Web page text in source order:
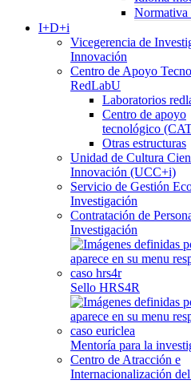
Normativa
I+D+i
Vicegerencia de
Innovación
Centro de Apoyo
RedLabU
Laboratorios
Centro de apoyo
tecnológico
Otras estructuras
Unidad de Cultura
Innovación (UCC+i)
Servicio de Gestión
Investigación
Contratación de
Investigación
Sello HRS4R
Mentoría para la
Centro de Atracción e
Internacionalización